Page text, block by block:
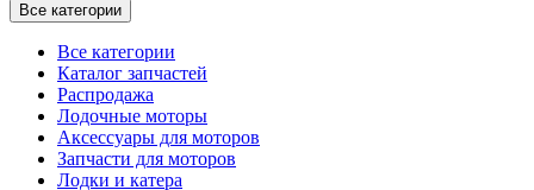
Все категории
Все категории
Каталог запчастей
Распродажа
Лодочные моторы
Аксессуары для моторов
Запчасти для моторов
Лодки и катера